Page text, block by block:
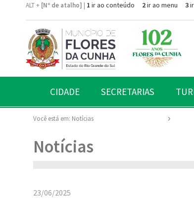
ALT + [Nº de atalho] | 1 ir ao conteúdo 2ir ao menu 3
CIDADE SECRETARIAS
Você está em: Notícias
Notícias
23/06/2025